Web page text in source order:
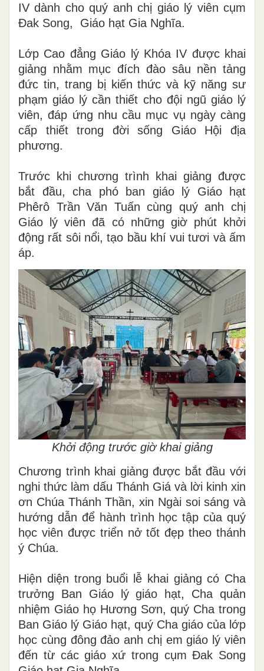
IV dành cho quý anh chị giáo lý viên cụm
Đak Song, Giáo hạt Gia Nghĩa.
Lớp Cao đẳng Giáo lý Khóa IV được khai
giảng nhằm mục đích đào sâu nền tảng
đức tin, trang bị kiến thức và kỹ năng sư
phạm giáo lý cần thiết cho đội ngũ giáo lý
viên, đáp ứng nhu cầu mục vụ ngày càng
cấp thiết trong đời sống Giáo Hội địa
phương.
Trước khi chương trình khai giảng được
bắt đầu, cha phó ban giáo lý Giáo hạt
Phêrô Trần Văn Tuấn cùng quý anh chị
Giáo lý viên đã có những giờ phút khởi
động rất sôi nổi, tạo bầu khí vui tươi và ấm
áp.
Khởi động trước giờ khai giảng
Chương trình khai giảng được bắt đầu với
nghi thức làm dấu Thánh Giá và lời kinh xin
ơn Chúa Thánh Thần, xin Ngài soi sáng và
hướng dẫn để hành trình học tập của quý
học viên được triển nở tốt đẹp theo thánh
ý Chúa.
Hiện diện trong buổi lễ khai giảng có Cha
trưởng Ban Giáo lý giáo hạt, Cha quản
nhiệm Giáo họ Hương Sơn, quý Cha trong
Ban Giáo lý Giáo hạt, quý Cha giáo của lớp
học cùng đông đảo anh chị em giáo lý viên
đến từ các giáo xứ trong cụm Đak Song